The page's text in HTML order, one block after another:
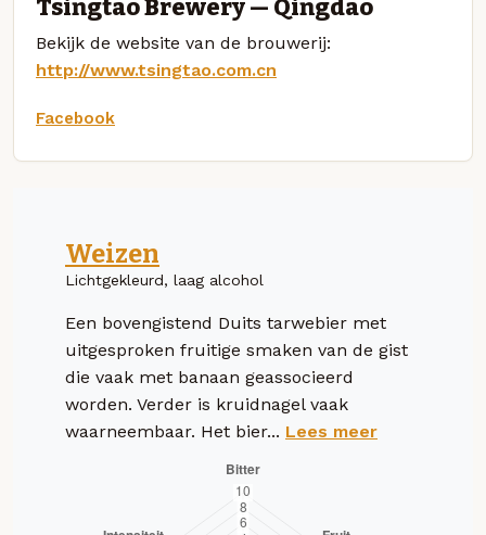
Tsingtao Brewery — Qingdao
Bekijk de website van de brouwerij:
http://www.tsingtao.com.cn
Facebook
Weizen
Lichtgekleurd, laag alcohol
Een bovengistend Duits tarwebier met
uitgesproken fruitige smaken van de gist
die vaak met banaan geassocieerd
worden. Verder is kruidnagel vaak
waarneembaar. Het bier... Lees meer